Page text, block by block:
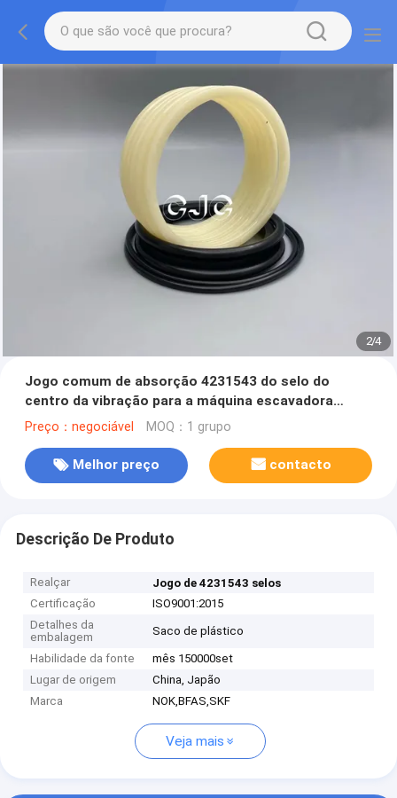
2/4
Jogo comum de absorção 4231543 do selo do
centro da vibração para a máquina escavadora
SH200Z3
Preço：negociável MOQ：1 grupo
Melhor preço contacto
Descrição De Produto
Realçar
Jogo de 4231543 selos
Certificação
ISO9001:2015
Detalhes da
embalagem
Saco de plástico
Habilidade da fonte
mês 150000set
Lugar de origem
China, Japão
Marca
NOK,BFAS,SKF
Veja mais